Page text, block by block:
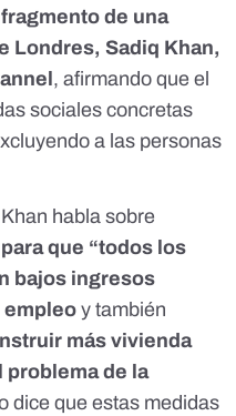
fragmento de una
Londres, Sadiq Khan,
, afirmando que el
sociales concretas
a las personas
habla sobre
que “todos los
bajos ingresos
empleo y también
más vivienda
problema de la
dice que estas medidas